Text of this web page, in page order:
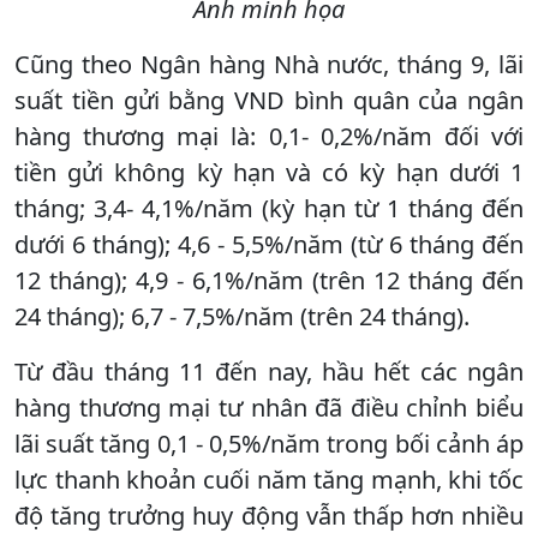
Ảnh minh họa
Cũng theo Ngân hàng Nhà nước, tháng 9, lãi
suất tiền gửi bằng VND bình quân của ngân
hàng thương mại là: 0,1- 0,2%/năm đối với
tiền gửi không kỳ hạn và có kỳ hạn dưới 1
tháng; 3,4- 4,1%/năm (kỳ hạn từ 1 tháng đến
dưới 6 tháng); 4,6 - 5,5%/năm (từ 6 tháng đến
12 tháng); 4,9 - 6,1%/năm (trên 12 tháng đến
24 tháng); 6,7 - 7,5%/năm (trên 24 tháng).
Từ đầu tháng 11 đến nay, hầu hết các ngân
hàng thương mại tư nhân đã điều chỉnh biểu
lãi suất tăng 0,1 - 0,5%/năm trong bối cảnh áp
lực thanh khoản cuối năm tăng mạnh, khi tốc
độ tăng trưởng huy động vẫn thấp hơn nhiều